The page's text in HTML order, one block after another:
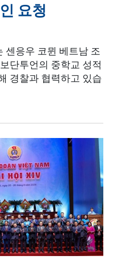
요청
센응우 코뮌 베트남 조
단투언의 중학교 성적
경찰과 협력하고 있습